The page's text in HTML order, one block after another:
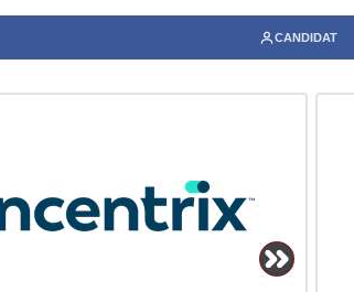
CANDIDAT